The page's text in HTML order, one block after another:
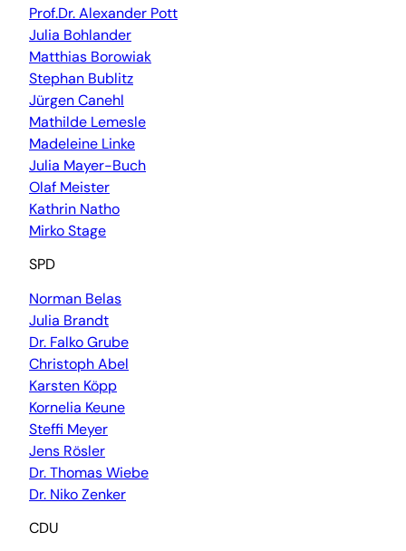
Prof.Dr. Alexander Pott
Julia Bohlander
Matthias Borowiak
Stephan Bublitz
Jürgen Canehl
Mathilde Lemesle
Madeleine Linke
Julia Mayer-Buch
Olaf Meister
Kathrin Natho
Mirko Stage
SPD
Norman Belas
Julia Brandt
Dr. Falko Grube
Christoph Abel
Karsten Köpp
Kornelia Keune
Steffi Meyer
Jens Rösler
Dr. Thomas Wiebe
Dr. Niko Zenker
CDU